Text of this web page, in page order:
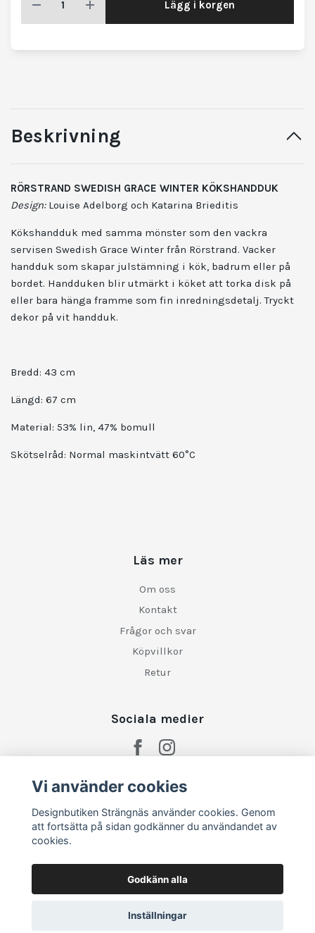
Lägg i korgen
Beskrivning
RÖRSTRAND SWEDISH GRACE WINTER KÖKSHANDDUK
Design:Louise Adelborg och Katarina Brieditis
Kökshandduk med samma mönster som den vackra
servisen Swedish Grace Winter från Rörstrand. Vacker
handduk som skapar julstämning i kök, badrum eller på
bordet. Handduken blir utmärkt i köket att torka disk på
eller bara hänga framme som fin inredningsdetalj. Tryckt
dekor på vit handduk.
Bredd: 43 cm
Längd: 67 cm
Material: 53% lin, 47% bomull
Skötselråd: Normal maskintvätt 60°C
Läs mer
Om oss
Kontakt
Frågor och svar
Köpvillkor
Retur
Sociala medier
© 2026 Designbutiken Strängnäs
Vi använder cookies
Designbutiken Strängnäs använder cookies. Genom
att fortsätta på sidan godkänner du användandet av
cookies.
Godkänn alla
Inställningar